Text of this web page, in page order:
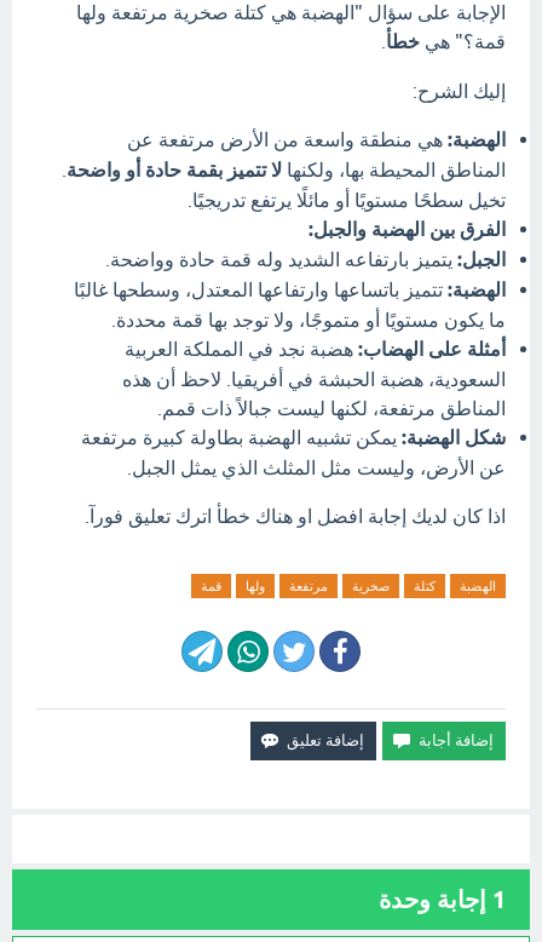
الإجابة على سؤال "الهضبة هي كتلة صخرية مرتفعة ولها
قمة؟" هي خطأ
إليك الشرح:
الهضبة: هي منطقة واسعة من الأرض مرتفعة عن
المناطق المحيطة بها، ولكنها لا تتميز بقمة حادة أو واضحة
تخيل سطحًا مستويًا أو مائلًا يرتفع تدريجيًا.
الفرق بين الهضبة والجبل:
الجبل: يتميز بارتفاعه الشديد وله قمة حادة وواضحة.
الهضبة: تتميز باتساعها وارتفاعها المعتدل، وسطحها غالبًا
ما يكون مستويًا أو متموجًا، ولا توجد بها قمة محددة.
أمثلة على الهضاب: هضبة نجد في المملكة العربية
السعودية، هضبة الحبشة في أفريقيا. لاحظ أن هذه
المناطق مرتفعة، لكنها ليست جبالاً ذات قمم.
شكل الهضبة: يمكن تشبيه الهضبة بطاولة كبيرة مرتفعة
عن الأرض، وليست مثل المثلث الذي يمثل الجبل.
اذا كان لديك إجابة افضل او هناك خطأ اترك تعليق فورآ.
الهضبة كتلة صخرية مرتفعة ولها قمة
1 إجابة وحدة